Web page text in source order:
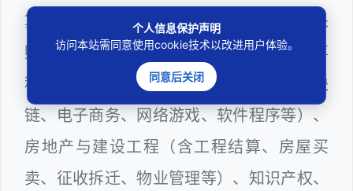
算机信息网络安全员，在建筑工务、政府采
购等政府系统工作多年，十分熟悉政府办事
程序规则，较为擅长互联网+平台（含区块
链、电子商务、网络游戏、软件程序等）、
房地产与建设工程（含工程结算、房屋买
卖、征收拆迁、物业管理等）、知识产权、
个人信息保护声明
访问本站需同意使用cookie技术以改进用户体验。
同意后关闭